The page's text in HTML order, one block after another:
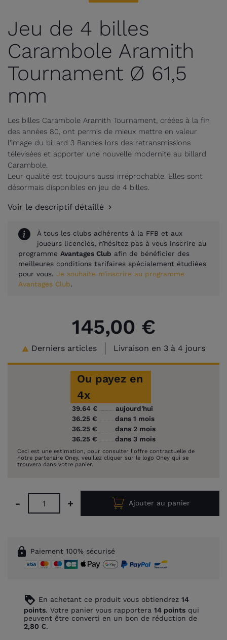
Jeu de 4 billes
Carambole Aramith
Tournament Ø 61,5
mm
Les billes Carambole Aramith Tournament, créées à la fin
des années 80, ont permis de mieux mettre en valeur
l'image du billard 3 Bandes lors des retransmissions
télévisées et apporter une nouvelle modernité au billard
Carambole.
Leur qualité est toujours aussi irréprochable. Elles sont
désormais disponibles en jeu de 4 billes.
Voir le descriptif détaillé
À tous les clubs adhérents à la FFB et aux
joueurs licenciés, n’hésitez pas à vous inscrire au
programme Avantages Club afin de bénéficier des
meilleures conditions tarifaires spécialement étudiées
pour vous. Je souhaite m’inscrire au programme
Avantages Club.
145,00 €
 Derniers articles Livraison en 3 à 4 jours
Ou payez en
4x
39.64 €
aujourd'hui
36.25 €
dans 1 mois
36.25 €
dans 2 mois
36.25 €
dans 3 mois
Ceci est une estimation, pour consulter l'offre contractuelle de
notre partenaire Oney, veuillez cliquer sur le logo Oney qui se
trouvera dans votre panier.
- + Ajouter au panier
lock Paiement 100% sécurisé
loyalty En achetant ce produit vous obtiendrez 14
points. Votre panier vous rapportera 14 points qui
peuvent être converti en un bon de réduction de
2,80 €.